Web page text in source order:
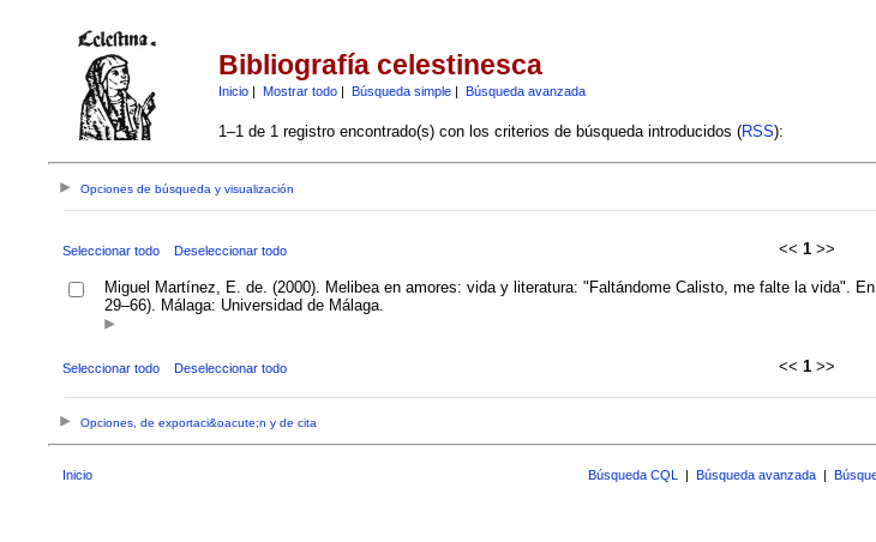
Bibliografía celestinesca
Inicio| Mostrar todo| Búsqueda simple| Búsqueda avanzada
1–1 de 1 registro encontrado(s) con los criterios de búsqueda introducidos (RSS):
Opciones de búsqueda y visualización
Seleccionar todo Deseleccionar todo << 1>>
Miguel Martínez, E. de. (2000). Melibea en amores: vida y literatura: "Faltándome Calisto, me falte la vida". En
29–66). Málaga: Universidad de Málaga.
Seleccionar todo Deseleccionar todo << 1>>
Opciones, de exportaci&oacute;n y de cita
Inicio Búsqueda CQL | Búsqueda avanzada |